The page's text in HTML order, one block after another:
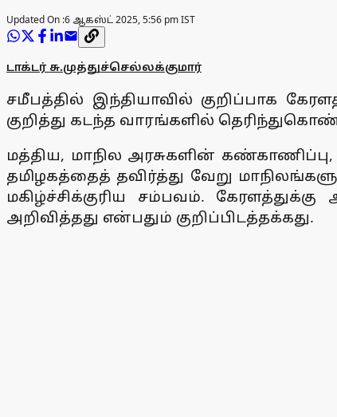
Updated On :6 ஆகஸ்ட் 2025, 5:56 pm IST
டாக்டர் சு.முத்துச்செல்லக்குமார்
சமீபத்தில் இந்தியாவில் குறிப்பாக
குறித்து கடந்த வாரங்களில்
மத்திய, மாநில அரசுகளின்
தமிழகத்தைத் தவிர்த்து வேறு
மகிழ்ச்சிக்குரிய சம்பவம்.
அறிவித்தது என்பதும் குறிப்பிடத்தக்கது.